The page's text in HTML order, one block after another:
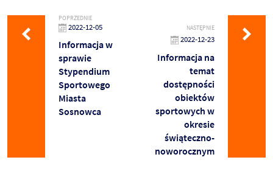
POPRZEDNIE
2022-12-05
Informacja w
sprawie
Stypendium
Sportowego
Miasta
Sosnowca
NASTĘPNIE
2022-12-23
Informacja na
temat
dostępności
obiektów
sportowych w
okresie
świąteczno-
noworocznym